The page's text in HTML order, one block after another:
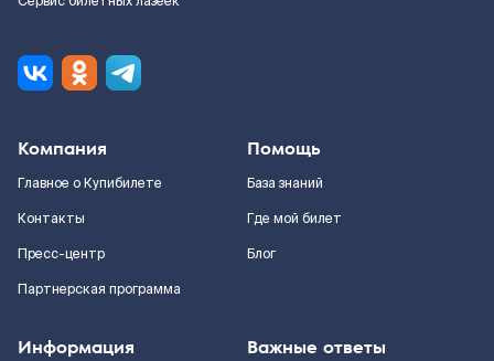
Компания
Главное о Купибилете
Контакты
Пресс-центр
Партнерская программа
Помощь
База знаний
Где мой билет
Блог
Информация Важные ответы